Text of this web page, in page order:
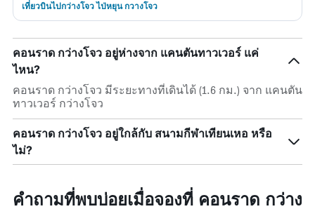
เที่ยวบินไปกว่างโจว ไป่หยุน กวางโจว
คอนราด กว่างโจว อยู่ห่างจาก แคนตันทาวเวอร์ แค่
ไหน?
คอนราด กว่างโจว มีระยะทางที่เดินได้ (1.6 กม.) จาก แคนตัน
ทาวเวอร์ กว่างโจว
คอนราด กว่างโจว อยู่ใกล้กับ สนามกีฬาเทียนเหอ หรือ
ไม่?
คำถามที่พบบ่อยเมื่อจองที่ คอนราด กว่าง